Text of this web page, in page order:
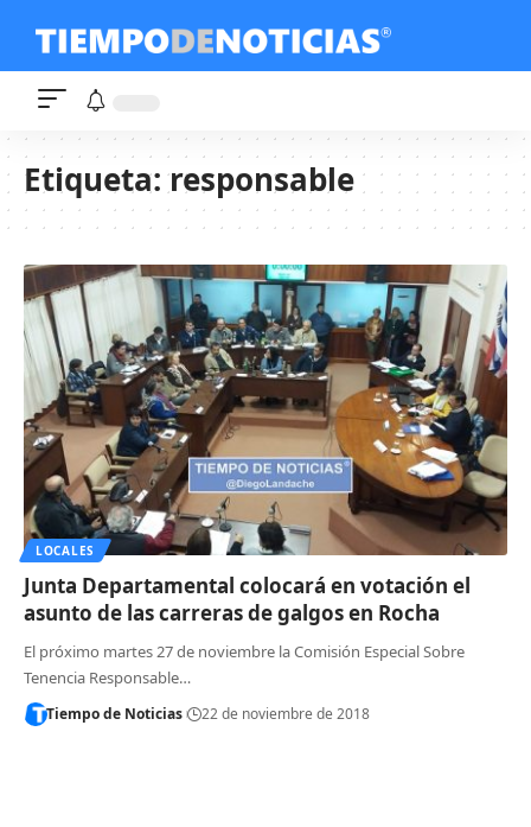
Etiqueta:responsable
LOCALES
Junta Departamental colocará en votación el
asunto de las carreras de galgos en Rocha
El próximo martes 27 de noviembre la Comisión Especial Sobre
Tenencia Responsable…
Tiempo de Noticias 22 de noviembre de 2018